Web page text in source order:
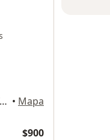
Sor Juana Inés de la Cruz 125. Colonia Tequisquiapan, San Luis Potosi • Mapa
$900